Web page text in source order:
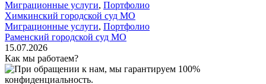
Миграционные услуги, Портфолио
Химкинский городской суд МО
Миграционные услуги, Портфолио
Раменский городской суд МО
15.07.2026
Как мы работаем?